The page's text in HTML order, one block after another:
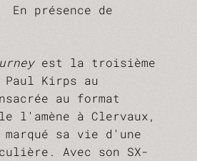
présence de
est la troisième
Kirps au
au format
l'amène à Clervaux,
sa vie d'une
Avec son SX-